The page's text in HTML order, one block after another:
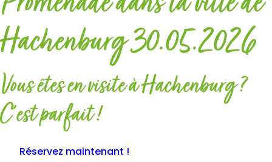
Hachenburg 30.05.2026
Vous êtes en visite à Hachenburg ?
C'est parfait !
Réservez maintenant !